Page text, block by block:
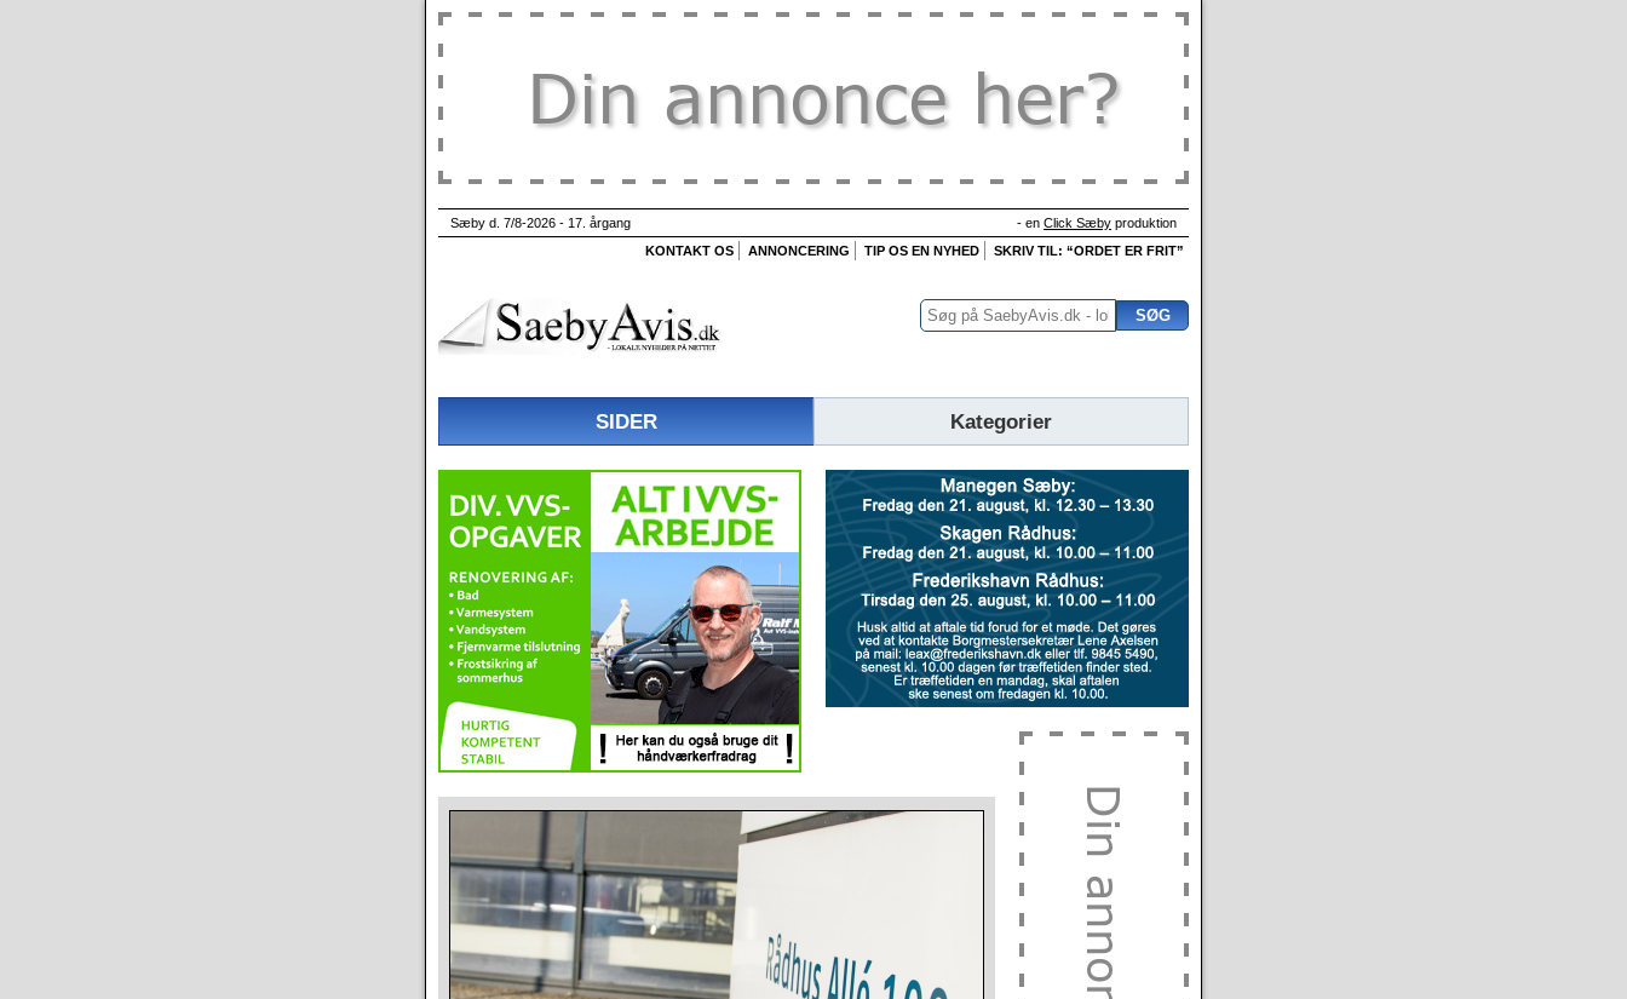
Sæby d. 7/8-2026 - 17. årgang - en Click Sæby produktion
KONTAKT OS
ANNONCERING TIP OS EN NYHED SKRIV TIL: “ORDET ER FRIT”
SIDER Kategorier